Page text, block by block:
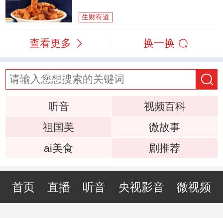
生财有道
查看更多 换一换
听音
视频百科
祖国美
微故事
ai美食
剧推荐
首页 直播 听音 央视影音 微视频